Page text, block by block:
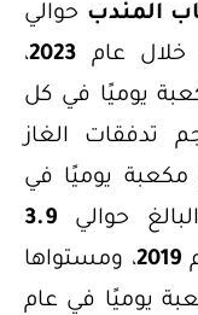
المندبحوالي
عام 2023،
يوميًا في كل
تدفقات الغاز
يوميًا في
حوالي
3.9
2019، ومستواها
يوميًا في عام